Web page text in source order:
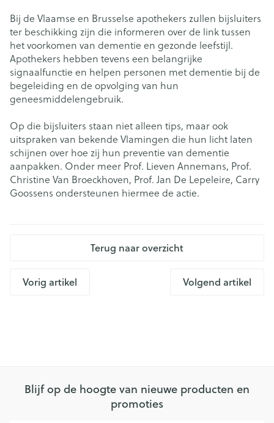
Bij de Vlaamse en Brusselse apothekers zullen bijsluiters
ter beschikking zijn die informeren over de link tussen
het voorkomen van dementie en gezonde leefstijl.
Apothekers hebben tevens een belangrijke
signaalfunctie en helpen personen met dementie bij de
begeleiding en de opvolging van hun
geneesmiddelengebruik.
Op die bijsluiters staan niet alleen tips, maar ook
uitspraken van bekende Vlamingen die hun licht laten
schijnen over hoe zij hun preventie van dementie
aanpakken. Onder meer Prof. Lieven Annemans, Prof.
Christine Van Broeckhoven, Prof. Jan De Lepeleire, Carry
Goossens ondersteunen hiermee de actie.
Terug naar overzicht
Vorig artikel Volgend artikel
Blijf op de hoogte van nieuwe producten en
promoties